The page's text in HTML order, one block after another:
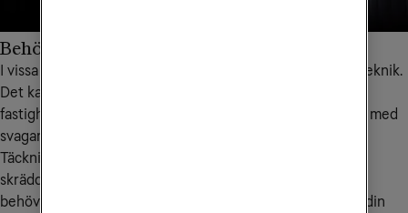
Behöver du förstärka täckningen inomhus?
I vissa fall behöver mobilnätet kompletteras med annan teknik.
Det kan bero på flera faktorer, som byggnadsmaterial i en
fastighet, att lokalen ligger under mark eller i ett område med
svagare täckning.
Täckningsförstärkning från Tele2 Företag ger dig en
skräddarsydd lösning som förstärker mobilnätet där det
behövs, inomhus eller utomhus och alltid anpassad efter din